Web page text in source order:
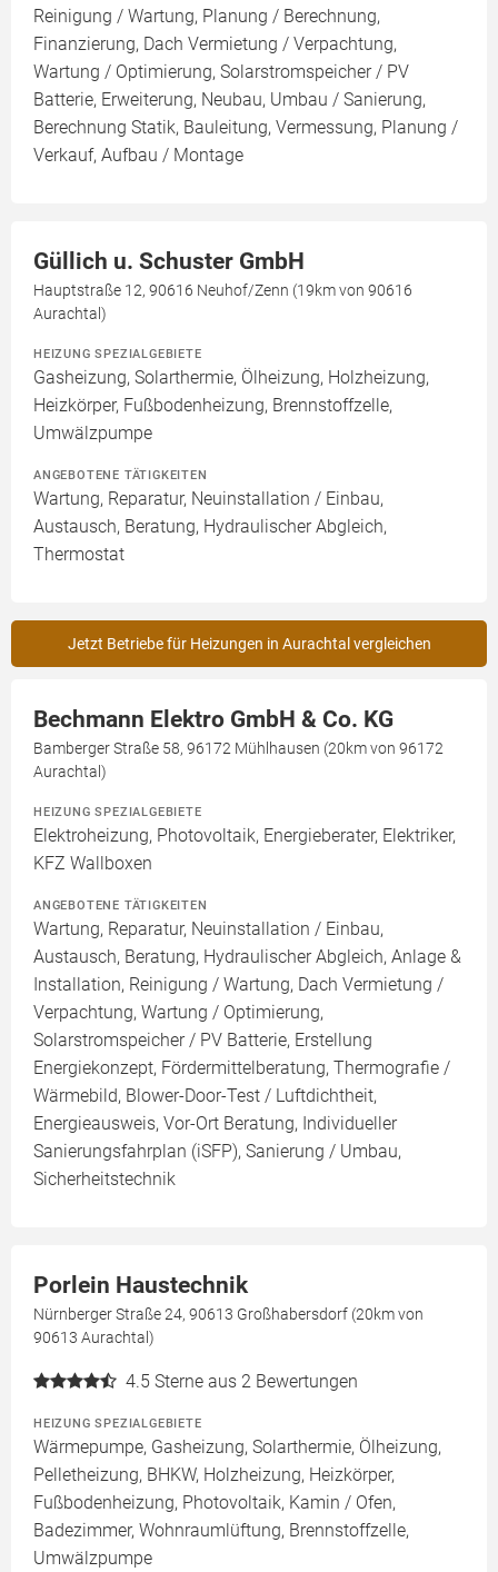
Reinigung / Wartung, Planung / Berechnung,
Finanzierung, Dach Vermietung / Verpachtung,
Wartung / Optimierung, Solarstromspeicher / PV
Batterie, Erweiterung, Neubau, Umbau / Sanierung,
Berechnung Statik, Bauleitung, Vermessung, Planung /
Verkauf, Aufbau / Montage
Güllich u. Schuster GmbH
Hauptstraße 12, 90616 Neuhof/Zenn (19km von 90616
Aurachtal)
HEIZUNG SPEZIALGEBIETE
Gasheizung, Solarthermie, Ölheizung, Holzheizung,
Heizkörper, Fußbodenheizung, Brennstoffzelle,
Umwälzpumpe
ANGEBOTENE TÄTIGKEITEN
Wartung, Reparatur, Neuinstallation / Einbau,
Austausch, Beratung, Hydraulischer Abgleich,
Thermostat
Jetzt Betriebe für Heizungen in Aurachtal vergleichen
Bechmann Elektro GmbH & Co. KG
Bamberger Straße 58, 96172 Mühlhausen (20km von 96172
Aurachtal)
HEIZUNG SPEZIALGEBIETE
Elektroheizung, Photovoltaik, Energieberater, Elektriker,
KFZ Wallboxen
ANGEBOTENE TÄTIGKEITEN
Wartung, Reparatur, Neuinstallation / Einbau,
Austausch, Beratung, Hydraulischer Abgleich, Anlage &
Installation, Reinigung / Wartung, Dach Vermietung /
Verpachtung, Wartung / Optimierung,
Solarstromspeicher / PV Batterie, Erstellung
Energiekonzept, Fördermittelberatung, Thermografie /
Wärmebild, Blower-Door-Test / Luftdichtheit,
Energieausweis, Vor-Ort Beratung, Individueller
Sanierungsfahrplan (iSFP), Sanierung / Umbau,
Sicherheitstechnik
Porlein Haustechnik
Nürnberger Straße 24, 90613 Großhabersdorf (20km von
90613 Aurachtal)
4.5 Sterne aus 2 Bewertungen
HEIZUNG SPEZIALGEBIETE
Wärmepumpe, Gasheizung, Solarthermie, Ölheizung,
Pelletheizung, BHKW, Holzheizung, Heizkörper,
Fußbodenheizung, Photovoltaik, Kamin / Ofen,
Badezimmer, Wohnraumlüftung, Brennstoffzelle,
Umwälzpumpe